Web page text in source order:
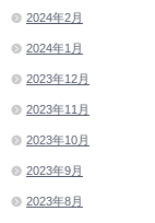
2024年2月
2024年1月
2023年12月
2023年11月
2023年10月
2023年9月
2023年8月